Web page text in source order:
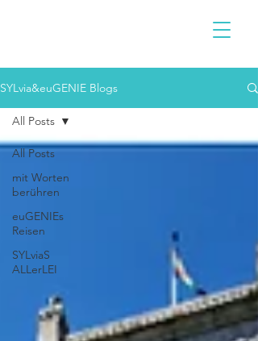
SYLvia&euGENIE Blogs
All Posts
mit Worten
berühren
euGENIEs
Reisen
SYLviaS
ALLerLEI
All Posts